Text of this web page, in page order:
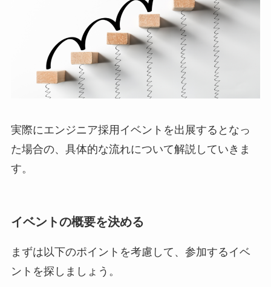
実際にエンジニア採用イベントを出展するとなっ
た場合の、具体的な流れについて解説していきま
す。
イベントの概要を決める
まずは以下のポイントを考慮して、参加するイベ
ントを探しましょう。